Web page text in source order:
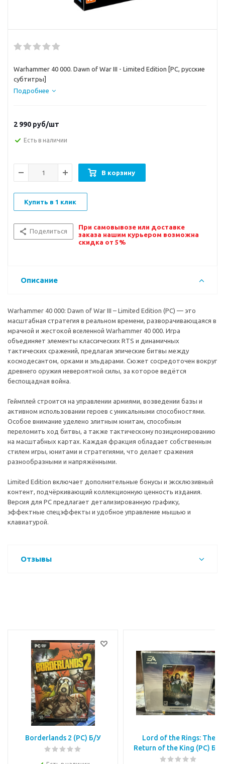
Warhammer 40 000. Dawn of War III - Limited Edition [PC, русские
субтитры]
Подробнее
2 990 руб/шт
Есть в наличии
В корзину
Купить в 1 клик
Поделиться
При самовывозе или доставке
заказа нашим курьером возможна
скидка от 5%
Описание
Warhammer 40 000: Dawn of War III – Limited Edition (PC) — это
масштабная стратегия в реальном времени, разворачивающаяся в
мрачной и жестокой вселенной Warhammer 40 000. Игра
объединяет элементы классических RTS и динамичных
тактических сражений, предлагая эпические битвы между
космодесантом, орками и эльдарами. Сюжет сосредоточен вокруг
древнего оружия невероятной силы, за которое ведётся
беспощадная война.
Геймплей строится на управлении армиями, возведении базы и
активном использовании героев с уникальными способностями.
Особое внимание уделено элитным юнитам, способным
переломить ход битвы, а также тактическому позиционированию
на масштабных картах. Каждая фракция обладает собственным
стилем игры, юнитами и стратегиями, что делает сражения
разнообразными и напряжёнными.
Limited Edition включает дополнительные бонусы и эксклюзивный
контент, подчёркивающий коллекционную ценность издания.
Версия для PC предлагает детализированную графику,
эффектные спецэффекты и удобное управление мышью и
клавиатурой.
Отзывы
Borderlands 2 (PC) Б/У
Lord of the Rings: The
Return of the King (PC) Б/У